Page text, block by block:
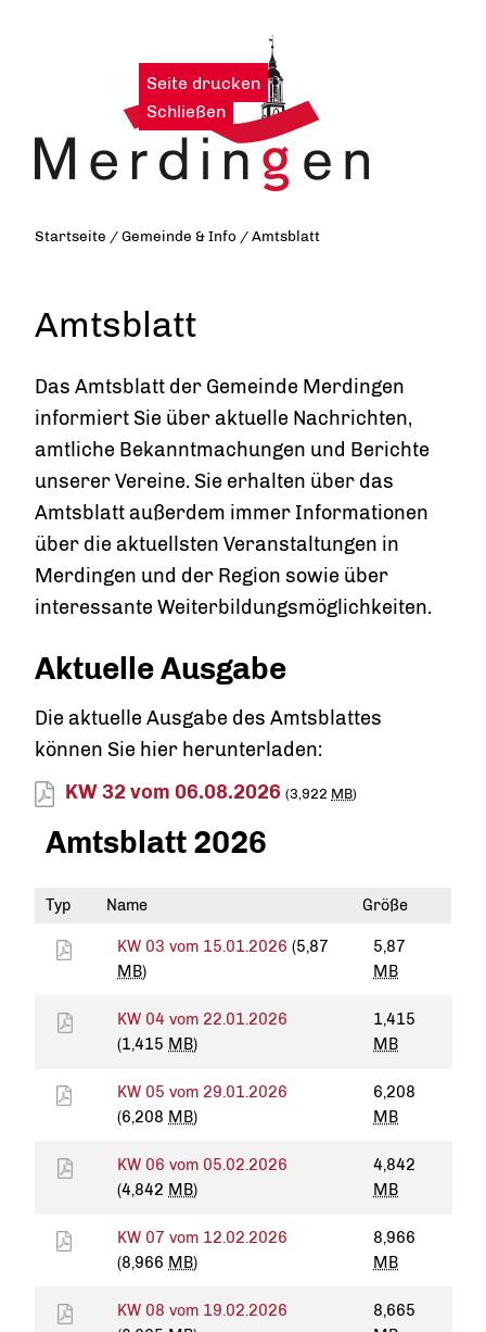
Seite drucken |
Schließen
Startseite /Gemeinde & Info /Amtsblatt
Amtsblatt
Das Amtsblatt der Gemeinde Merdingen
informiert Sie über aktuelle Nachrichten,
amtliche Bekanntmachungen und Berichte
unserer Vereine. Sie erhalten über das
Amtsblatt außerdem immer Informationen
über die aktuellsten Veranstaltungen in
Merdingen und der Region sowie über
interessante Weiterbildungsmöglichkeiten.
Aktuelle Ausgabe
Die aktuelle Ausgabe des Amtsblattes
können Sie hier herunterladen:
KW 32 vom 06.08.2026 (3,922 MB)
Amtsblatt 2026
Typ Name Größe
KW 03 vom 15.01.2026 (5,87
MB)
5,87
MB
KW 04 vom 22.01.2026
(1,415 MB)
1,415
MB
KW 05 vom 29.01.2026
(6,208 MB)
6,208
MB
KW 06 vom 05.02.2026
(4,842 MB)
4,842
MB
KW 07 vom 12.02.2026
(8,966 MB)
8,966
MB
KW 08 vom 19.02.2026
8,665